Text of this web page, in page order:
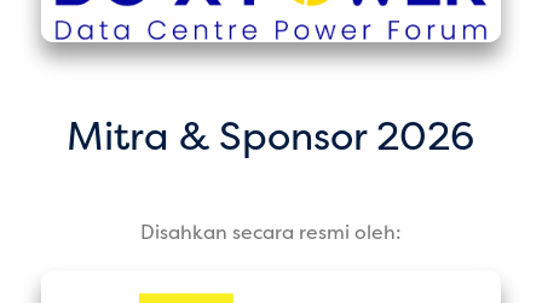
Mitra & Sponsor 2026
Disahkan secara resmi oleh: